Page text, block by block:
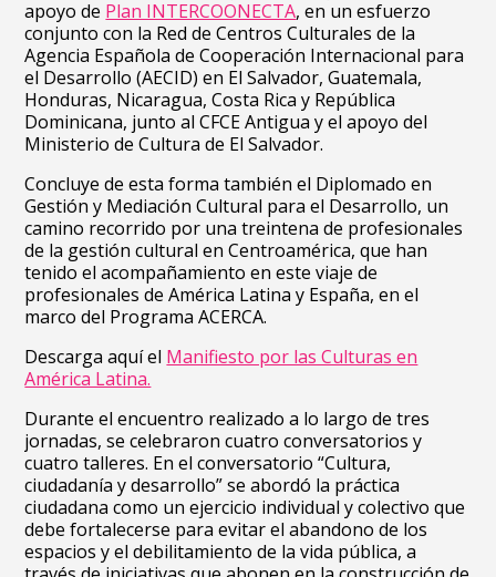
apoyo de Plan INTERCOONECTA, en un esfuerzo
conjunto con la Red de Centros Culturales de la
Agencia Española de Cooperación Internacional para
el Desarrollo (AECID) en El Salvador, Guatemala,
Honduras, Nicaragua, Costa Rica y República
Dominicana, junto al CFCE Antigua y el apoyo del
Ministerio de Cultura de El Salvador.
Concluye de esta forma también el Diplomado en
Gestión y Mediación Cultural para el Desarrollo, un
camino recorrido por una treintena de profesionales
de la gestión cultural en Centroamérica, que han
tenido el acompañamiento en este viaje de
profesionales de América Latina y España, en el
marco del Programa ACERCA.
Descarga aquí el Manifiesto por las Culturas en
América Latina.
Durante el encuentro realizado a lo largo de tres
jornadas, se celebraron cuatro conversatorios y
cuatro talleres. En el conversatorio “Cultura,
ciudadanía y desarrollo” se abordó la práctica
ciudadana como un ejercicio individual y colectivo que
debe fortalecerse para evitar el abandono de los
espacios y el debilitamiento de la vida pública, a